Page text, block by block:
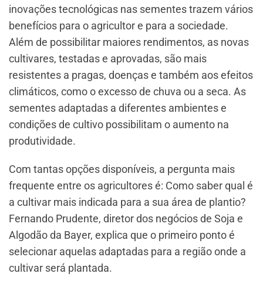
inovações tecnológicas nas sementes trazem vários
benefícios para o agricultor e para a sociedade.
Além de possibilitar maiores rendimentos, as novas
cultivares, testadas e aprovadas, são mais
resistentes a pragas, doenças e também aos efeitos
climáticos, como o excesso de chuva ou a seca. As
sementes adaptadas a diferentes ambientes e
condições de cultivo possibilitam o aumento na
produtividade.
Com tantas opções disponíveis, a pergunta mais
frequente entre os agricultores é: Como saber qual é
a cultivar mais indicada para a sua área de plantio?
Fernando Prudente, diretor dos negócios de Soja e
Algodão da Bayer, explica que o primeiro ponto é
selecionar aquelas adaptadas para a região onde a
cultivar será plantada.